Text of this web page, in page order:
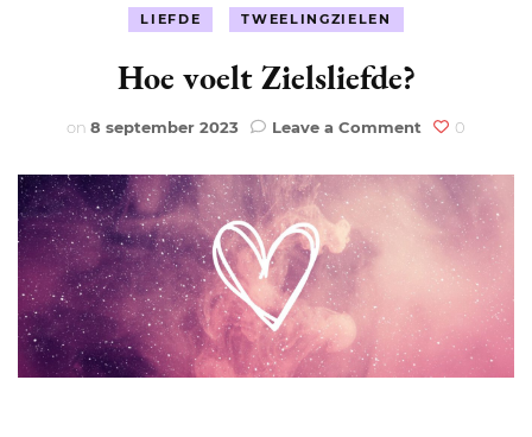
LIEFDE TWEELINGZIELEN
Hoe voelt Zielsliefde?
on 8 september 2023 Leave a Comment on
voelt
Zielsliefde?
0